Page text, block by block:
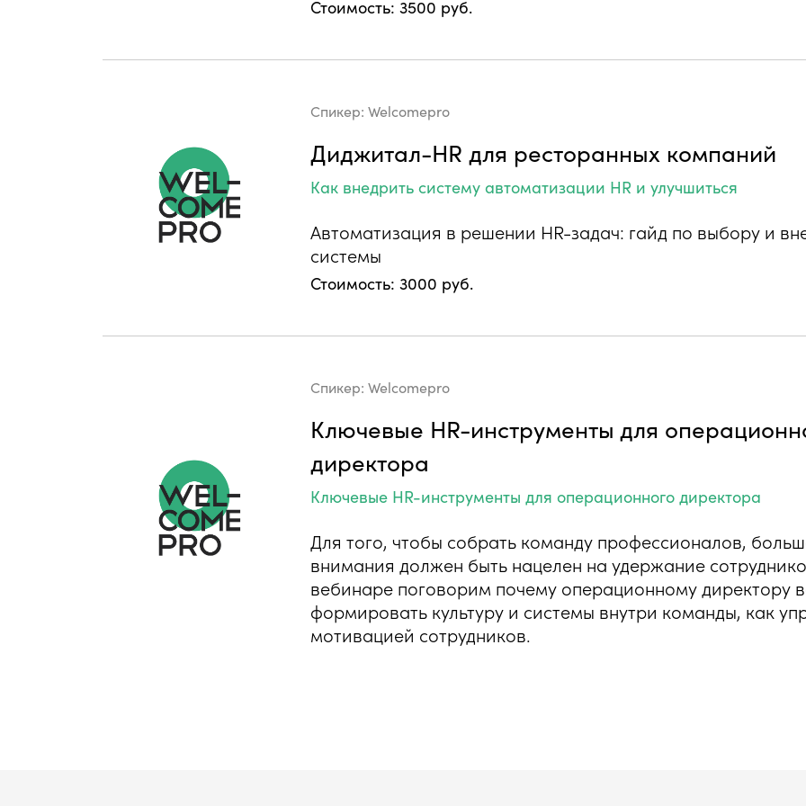
Стоимость: 3500 руб.
Спикер: Welcomepro
Диджитал-HR для ресторанных компаний
Как внедрить систему автоматизации HR и улучшиться
Автоматизация в решении HR-задач: гайд по выбору и
системы
Стоимость: 3000 руб.
Спикер: Welcomepro
Ключевые HR-инструменты для
директора
Ключевые HR-инструменты для операционного директора
Для того, чтобы собрать команду профессионалов,
внимания должен быть нацелен на удержание
вебинаре поговорим почему операционному директору
формировать культуру и системы внутри команды, как
мотивацией сотрудников.